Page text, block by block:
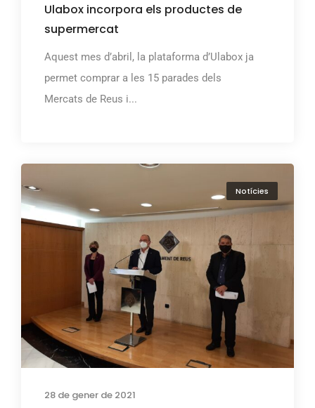
Ulabox incorpora els productes de
supermercat
Aquest mes d’abril, la plataforma d’Ulabox ja
permet comprar a les 15 parades dels
Mercats de Reus i...
Notícies
28 de gener de 2021